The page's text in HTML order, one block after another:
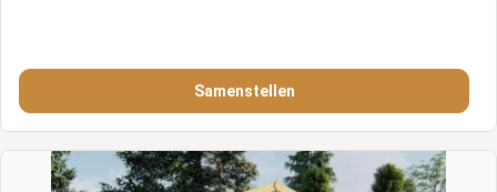
Samenstellen